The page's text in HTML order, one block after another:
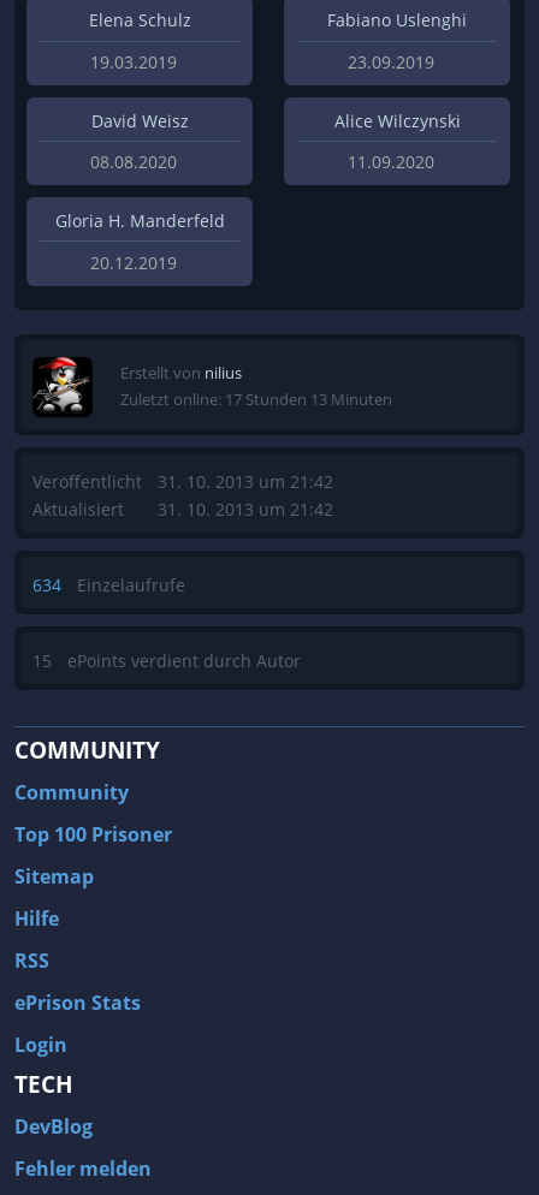
Elena Schulz
19.03.2019
Fabiano Uslenghi
23.09.2019
David Weisz
08.08.2020
Alice Wilczynski
11.09.2020
Gloria H. Manderfeld
20.12.2019
Erstellt von nilius
Zuletzt online: 17 Stunden 13 Minuten
Veröffentlicht
Aktualisiert
31. 10. 2013 um 21:42
31. 10. 2013 um 21:42
634 Einzelaufrufe
15 ePoints verdient durch Autor
COMMUNITY
Community
Top 100 Prisoner
Sitemap
Hilfe
RSS
ePrison Stats
Login
TECH
DevBlog
Fehler melden